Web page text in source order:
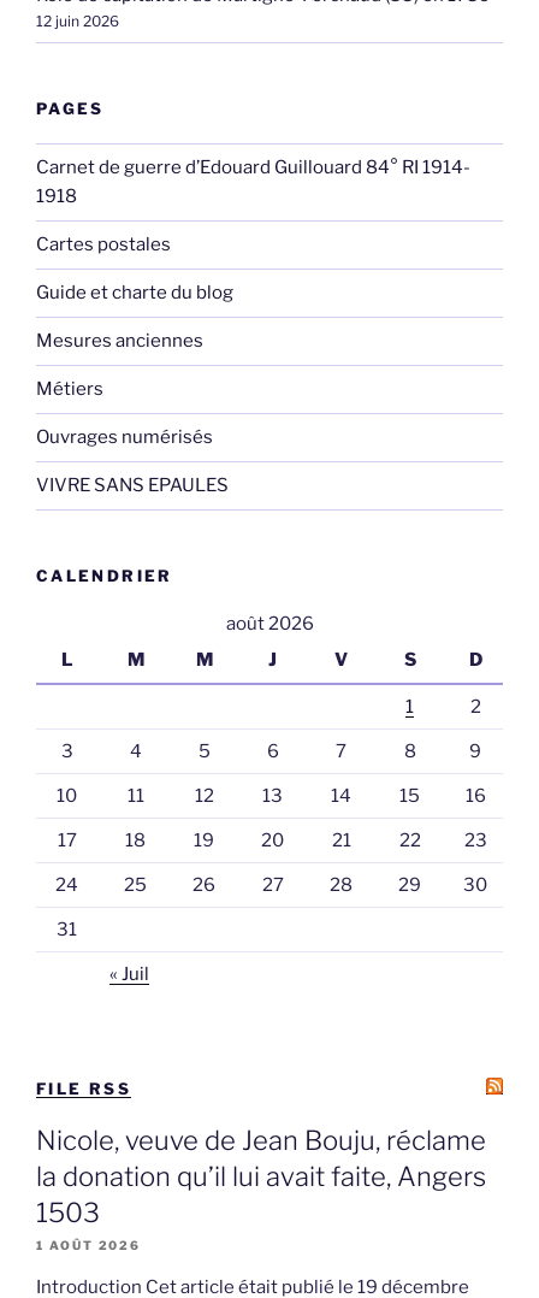
12 juin 2026
PAGES
Carnet de guerre d’Edouard Guillouard 84° RI 1914-
1918
Cartes postales
Guide et charte du blog
Mesures anciennes
Métiers
Ouvrages numérisés
VIVRE SANS EPAULES
CALENDRIER
août 2026
L
M M J V S D
1 2
3 4 5 6 7 8 9
10 11 12 13 14 15 16
17 18 19 20 21 22 23
24 25 26 27 28 29 30
31
« Juil
FILE RSS
Nicole, veuve de Jean Bouju, réclame
la donation qu’il lui avait faite, Angers
1503
1 AOÛT 2026
Introduction Cet article était publié le 19 décembre